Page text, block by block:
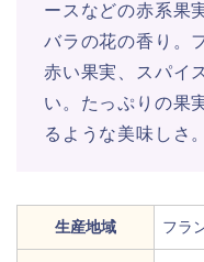
ースなどの赤系果
バラの花の香り。
赤い果実、スパイ
い。たっぷりの果
るような美味しさ。
生産地域 フラ